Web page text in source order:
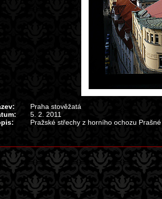
Praha stověžatá
5. 2. 2011
Pražské střechy z horního ochozu Prašné